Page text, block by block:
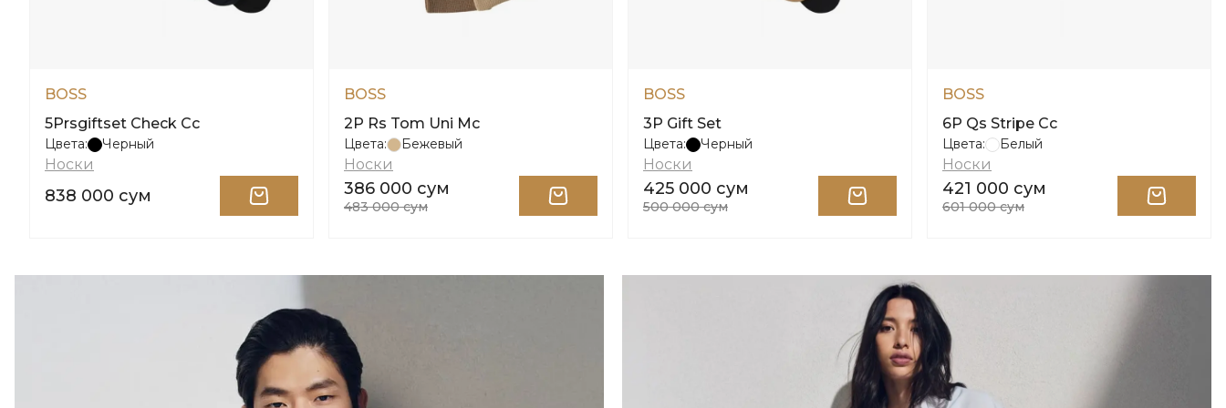
BOSS
5Prsgiftset Check Cc
Цвета: Черный
Носки
838 000 сум
BOSS
2P Rs Tom Uni Mc
Цвета: Бежевый
Носки
386 000 сум
483 000 сум
BOSS
3P Gift Set
Цвета: Черный
Носки
425 000 сум
500 000 сум
BOSS
6P Qs Stripe Cc
Цвета: Белый
Носки
421 000 сум
601 000 сум